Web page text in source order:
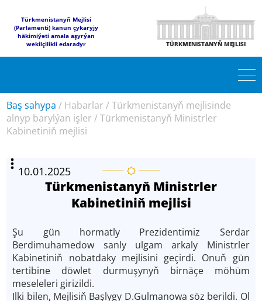
Türkmenistanyň Mejlisi
(Parlamenti) kanun çykaryjy
häkimiýeti amala aşyrýan
wekilçilikli edaradyr
TÜRKMENISTANYŇ MEJLISI
Baş sahypa / Habarlar /Türkmenistanyň mejlisinde
alnyp barylýan işler /Türkmenistanyň Ministrler
Kabinetiniň mejlisi
10.01.2025
Türkmenistanyň Ministrler
Kabinetiniň mejlisi
Şu gün hormatly Prezidentimiz Serdar
Berdimuhamedow sanly ulgam arkaly Ministrler
Kabinetiniň nobatdaky mejlisini geçirdi. Onuň gün
tertibine döwlet durmuşynyň birnäçe möhüm
meseleleri girizildi.
Ilki bilen, Mejlisiň Başlygy D.Gulmanowa söz berildi. Ol